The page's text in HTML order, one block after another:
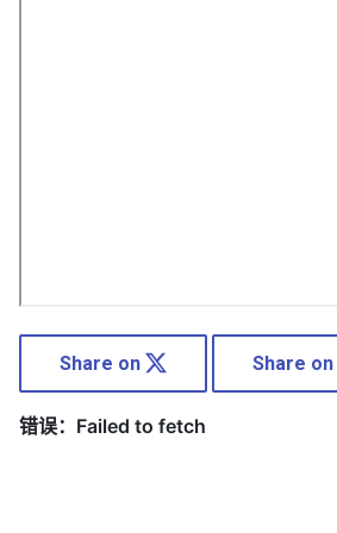
Share on Share on